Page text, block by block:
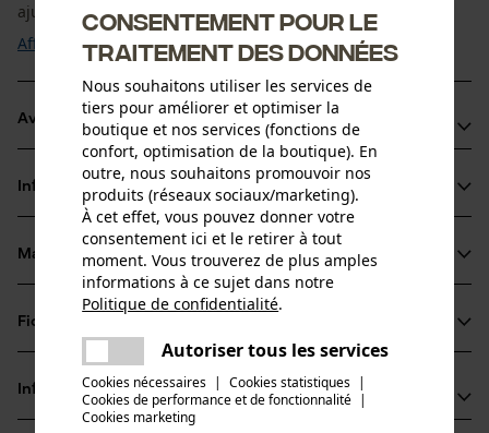
ajustable en continu sans ...
Afficher plus
Avantages du produit
Porte-craie adapté à toutes les craies courantes de 12 mm
/ 6 pans
Enrouleur avec corde Dyneema très résistante et flexible
La suspension de l'enrouleur est montée sur roulement à
billes pour une plus grande durabilité
Informations sur le produit
Détails du produit
Type dactivité
Conserver, Transporter
Groupe dâge
Matériau & entretien
Matériau
Matériau principal
Aluminium
Fiches techniques
Fiche technique du fabricant (PDF)
Informations fabricant
Consentement pour le
traitement des données
Nous souhaitons utiliser les services de
tiers pour améliorer et optimiser la
boutique et nos services (fonctions de
confort, optimisation de la boutique). En
outre, nous souhaitons promouvoir nos
produits (réseaux sociaux/marketing).
À cet effet, vous pouvez donner votre
consentement ici et le retirer à tout
moment. Vous trouverez de plus amples
informations à ce sujet dans notre
Politique de confidentialité.
Autoriser tous les services
Cookies nécessaires | Cookies statistiques |
Cookies de performance et de fonctionnalité |
Cookies marketing
Une erreur s'est produite. Veuillez
essayer encore.
partager
partager
mail